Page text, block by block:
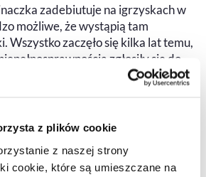
z plików cookie
z naszej strony
cookie, które są umieszczane na
zadebiutuje na igrzyskach w
możliwe, że wystąpią tam
Wszystko zaczęło się kilka lat temu,
zgłosiły się do
dodając niepewnie: „Na pewno
Usłyszały błyskawicznie: „Ależ